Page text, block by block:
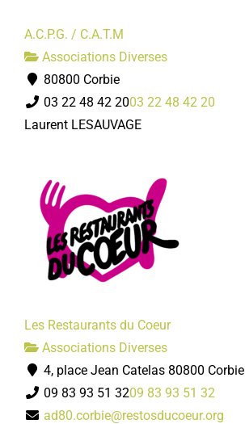
A.C.P.G. / C.A.T.M
Associations Diverses
80800 Corbie
03 22 48 42 2003 22 48 42 20
Laurent LESAUVAGE
Les Restaurants du Coeur
Associations Diverses
4, place Jean Catelas 80800 Corbie
09 83 93 51 3209 83 93 51 32
ad80.corbie@restosducoeur.org